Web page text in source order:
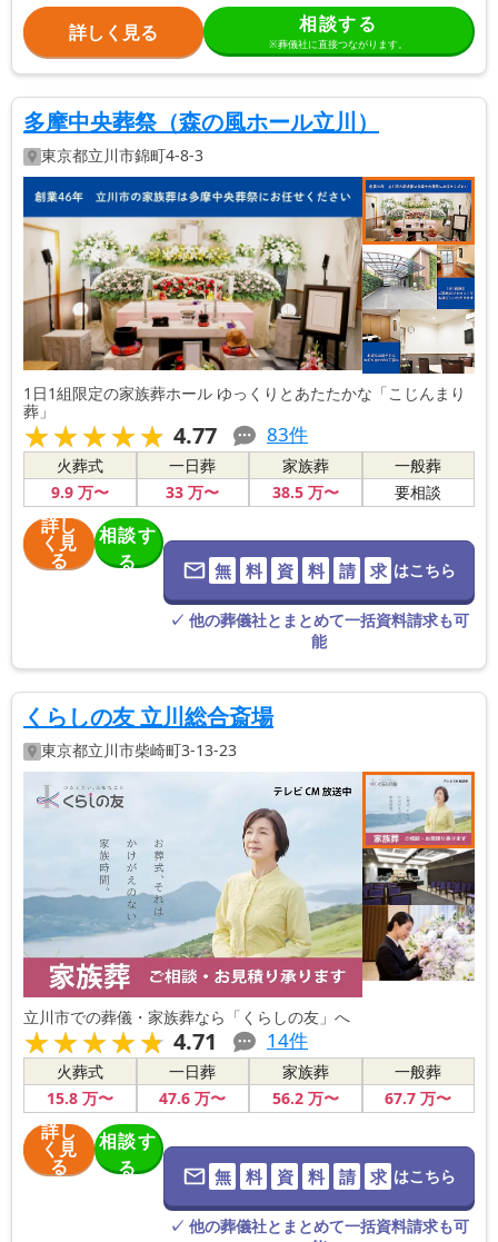
詳しく見る 相談する
※葬儀社に直接つながります。
多摩中央葬祭（森の風ホール立川）
東京都立川市錦町4-8-3
1日1組限定の家族葬ホール ゆっくりとあたたかな「こじんまり
葬」
★★★★★
★★★★★ 4.77 83件
火葬式
9.9万〜
一日葬
33 万〜
家族葬
38.5万〜
一般葬
要相談
詳し
く見
る
相談す
る
無 料 資 料 請 求 はこちら
✓ 他の葬儀社とまとめて一括資料請求も可
能
くらしの友 立川総合斎場
東京都立川市柴崎町3-13-23
立川市での葬儀・家族葬なら「くらしの友」へ
★★★★★
★★★★★ 4.71 14件
火葬式
15.8万〜
一日葬
47.6 万〜
家族葬
56.2万〜
一般葬
67.7 万〜
詳し
く見
る
相談す
る
無 料 資 料 請 求 はこちら
✓ 他の葬儀社とまとめて一括資料請求も可